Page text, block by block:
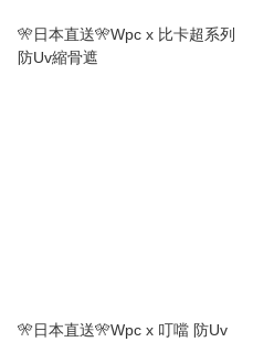
🎌日本直送🎌Wpc x 比卡超系列
防Uv縮骨遮
🎌日本直送🎌Wpc x 叮噹 防Uv